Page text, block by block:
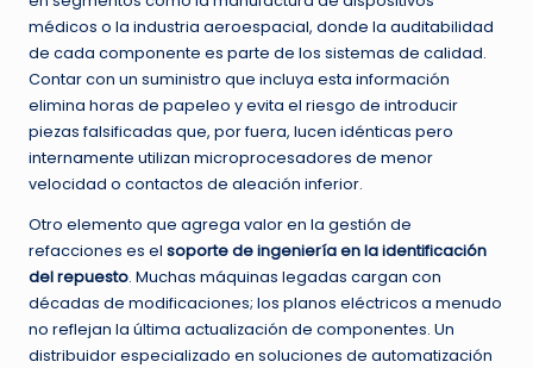
médicos o la industria aeroespacial, donde la auditabilidad
de cada componente es parte de los sistemas de calidad.
Contar con un suministro que incluya esta información
elimina horas de papeleo y evita el riesgo de introducir
piezas falsificadas que, por fuera, lucen idénticas pero
internamente utilizan microprocesadores de menor
velocidad o contactos de aleación inferior.
Otro elemento que agrega valor en la gestión de
refacciones es el soporte de ingeniería en la identificación
del repuesto. Muchas máquinas legadas cargan con
décadas de modificaciones; los planos eléctricos a menudo
no reflejan la última actualización de componentes. Un
distribuidor especializado en soluciones de automatización